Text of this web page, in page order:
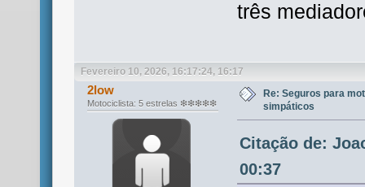
três
Fevereiro 10, 2026, 16:17:24, 16:17
2low
Motociclista: 5 estrelas ❇❇❇❇❇
Re: Seguros para
simpáticos
Citação de:
00:37